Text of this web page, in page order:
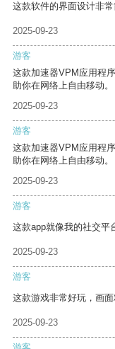
这款软件的界面设计非常
2025-09-23
游客
这款加速器VPM应用程
助你在网络上自由移动。
2025-09-23
游客
这款加速器VPM应用程
助你在网络上自由移动。
2025-09-23
游客
这款app就像我的社交平
2025-09-23
游客
这款游戏非常好玩，画面
2025-09-23